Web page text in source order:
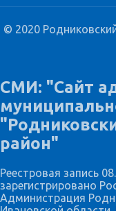
© 2020
СМИ: "Сайт
район"
Реестровая запись
зарегистрировано
Администрация